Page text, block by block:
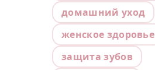
домашний уход
женское здоровье
защита зубов